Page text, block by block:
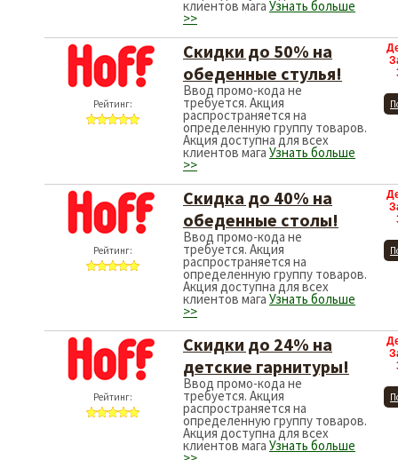
клиентов мага Узнать больше
>>
Рейтинг:
Скидки до 50% на
обеденные стулья!
Ввод промо-кода не
требуется. Акция
распространяется на
определенную группу товаров.
Акция доступна для всех
клиентов мага Узнать больше
>>
Рейтинг:
Скидка до 40% на
обеденные столы!
Ввод промо-кода не
требуется. Акция
распространяется на
определенную группу товаров.
Акция доступна для всех
клиентов мага Узнать больше
>>
Рейтинг:
Скидки до 24% на
детские гарнитуры!
Ввод промо-кода не
требуется. Акция
распространяется на
определенную группу товаров.
Акция доступна для всех
клиентов мага Узнать больше